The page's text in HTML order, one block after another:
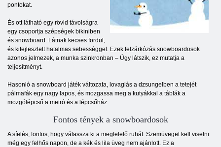
pontokat.
És ott látható egy rövid távolságra
egy csoportja szépségek bikiniben
és snowboard. Látnak kecses fordul,
és kifejlesztett hatalmas sebességgel. Ezek felzárkózás snowboardosok
azonos jelmezek, a munka szinkronban – Úgy látszik, ez mutatja a
teljesítményt.
Hasonló a snowboard játék változata, lovaglás a dzsungelben a tetejét
pálmafák egy nagy lapos, és mozgassa meg a kutyákkal a táblák a
mozgólépcső a metró és a lépcsőház.
Fontos tények a snowboardosok
A síelés, fontos, hogy válassza ki a megfelelő ruhát. Szemüveget kell viselni
még egy felhős napon, de a kék és lila üveg nem ajánlott. Ez a